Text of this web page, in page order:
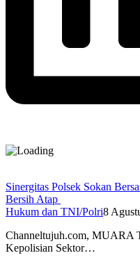
Sinergitas Polsek Sokan
Bersih Atap
Hukum dan TNI/Polri8
Channeltujuh.com, MUARA
Kepolisian Sektor…